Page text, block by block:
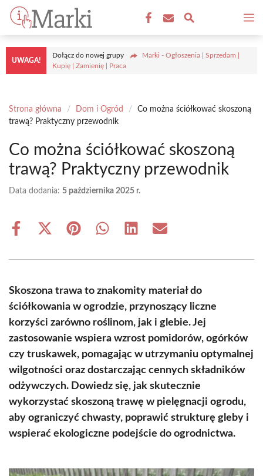
Przejdź
treści
UWAGA!
Dołącz do nowej grupy
Marki - Ogłoszenia | Sprzedam |
Kupię | Zamienię | Praca
Strona główna / Dom i Ogród /
Co można ściółkować skoszoną
trawą? Praktyczny przewodnik
Co można ściółkować skoszoną
trawą? Praktyczny przewodnik
Data dodania: 5 października 2025 r.
Share
Share
(Twitter)
Share Share Share Share
Skoszona trawa to znakomity materiał do
ściółkowania w ogrodzie, przynoszący liczne
korzyści zarówno roślinom, jak i glebie. Jej
zastosowanie wspiera wzrost pomidorów, ogórków
czy truskawek, pomagając w utrzymaniu optymalnej
wilgotności oraz dostarczając cennych składników
odżywczych. Dowiedz się, jak skutecznie
wykorzystać skoszoną trawę w pielęgnacji ogrodu,
aby ograniczyć chwasty, poprawić strukturę gleby i
wspierać ekologiczne podejście do ogrodnictwa.